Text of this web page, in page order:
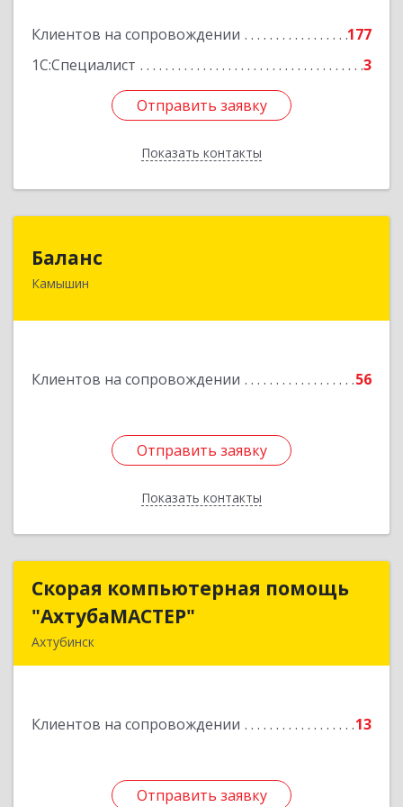
Клиентов на сопровождении
177
1С:Специалист
3
Отправить заявку
Показать контакты
Отправить заявку
Назад
Баланс
Камышин
Клиентов на сопровождении 56
Отправить заявку
Показать контакты
403876, Волгоградская обл, г.о. город Камышин,
Отправить заявку
Назад
Скорая компьютерная помощь
"АхтубаМАСТЕР"
Ахтубинск
Клиентов на сопровождении 13
Отправить заявку
Скорая компьютерная помощь
Подробнее
Отправить заявку